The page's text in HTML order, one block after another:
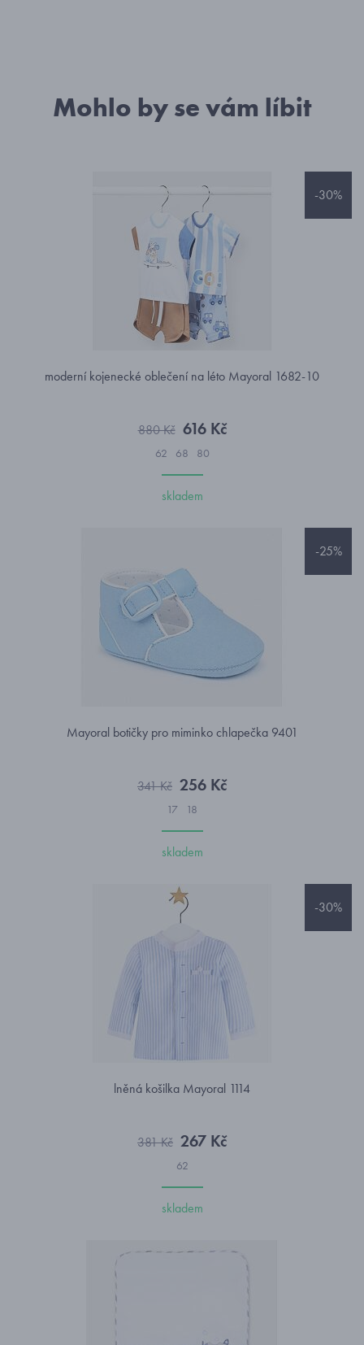
Mohlo by se vám líbit
-30%
moderní kojenecké oblečení na léto Mayoral 1682-10
880 Kč 616 Kč
62 68 80
skladem
-25%
Mayoral botičky pro miminko chlapečka 9401
341 Kč 256 Kč
17 18
skladem
-30%
lněná košilka Mayoral 1114
381 Kč 267 Kč
62
skladem